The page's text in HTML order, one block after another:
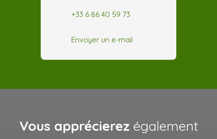
+33 6 86 40 59 73
Envoyer un e-mail
Vous apprécierez également